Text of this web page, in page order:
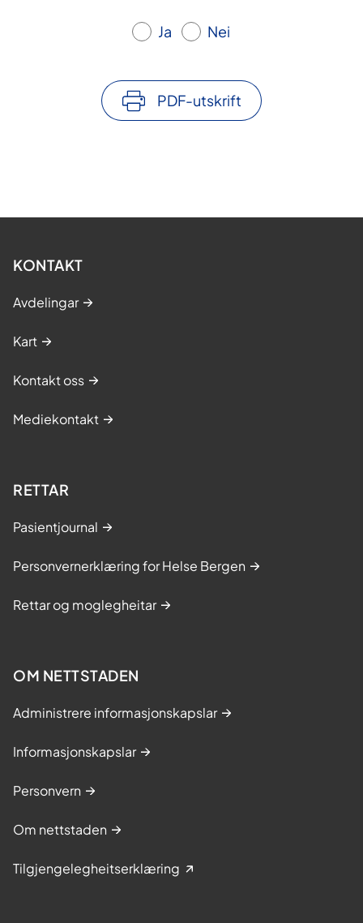
Ja Nei
PDF-utskrift
KONTAKT
Avdelingar
Kart
Kontakt oss
Mediekontakt
RETTAR
Pasientjournal
Personvernerklæring for Helse Bergen
Rettar og moglegheitar
OM NETTSTADEN
Administrere informasjonskapslar
Informasjonskapslar
Personvern
Om nettstaden
Tilgjengelegheitserklæring